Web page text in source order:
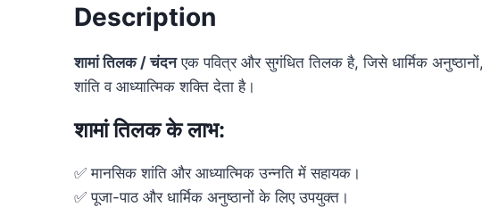
Description
शामां तिलक / चंदनएक पवित्र और सुगंधित तिलक है, जिसे धार्मिक
शांति व आध्यात्मिक शक्ति देता है।
शामां तिलक के लाभ:
✅ मानसिक शांति और आध्यात्मिक उन्नति में सहायक।
✅ पूजा-पाठ और धार्मिक अनुष्ठानों के लिए उपयुक्त।